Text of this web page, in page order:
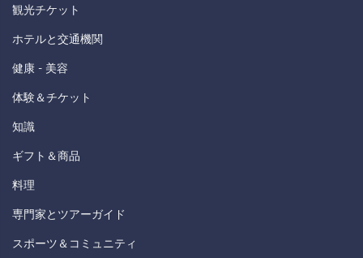
観光チケット
ホテルと交通機関
健康 - 美容
体験＆チケット
知識
ギフト＆商品
料理
専門家とツアーガイド
スポーツ＆コミュニティ